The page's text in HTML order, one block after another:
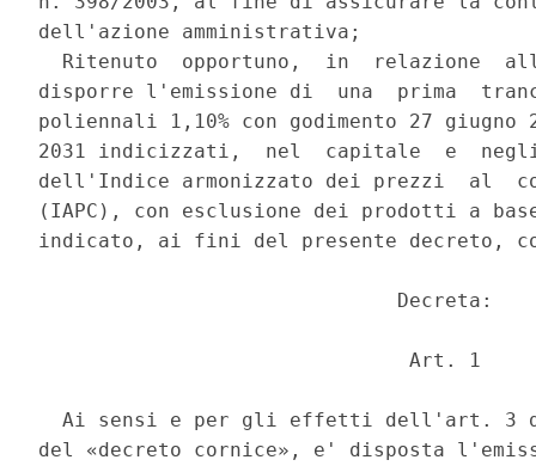
dell'azione amministrativa;
Ritenuto  opportuno,  in  relazione
disporre l'emissione di  una  prima
poliennali 1,10% con godimento 27 giugno
2031 indicizzati,  nel  capitale  e
dell'Indice armonizzato dei prezzi  al
(IAPC), con esclusione dei prodotti a
indicato, ai fini del presente decreto,
                              Decreta:
                               Art. 1
Ai sensi e per gli effetti dell'art. 3
del «decreto cornice», e' disposta